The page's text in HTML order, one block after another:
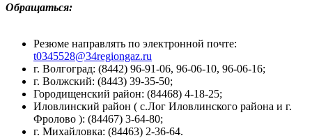
Обращаться:
Резюме направлять по электронной почте:
t0345528@34regiongaz.ru
г. Волгоград: (8442) 96-91-06, 96-06-10, 96-06-16;
г. Волжский: (8443) 39-35-50;
Городищенский район: (84468) 4-18-25;
Иловлинский район ( с.Лог Иловлинского района и г.
Фролово ): (84467) 3-64-80;
г. Михайловка: (84463) 2-36-64.